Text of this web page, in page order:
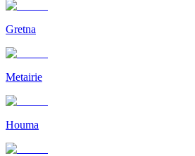
Gretna
Metairie
Houma